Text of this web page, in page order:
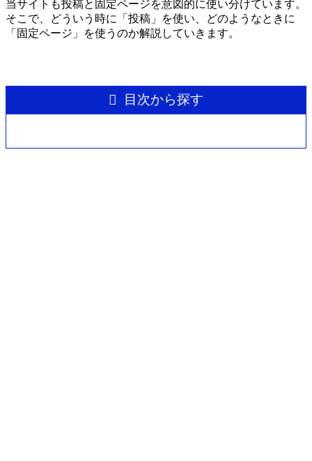
当サイトも投稿と固定ページを意図的に使い分けています。
そこで、どういう時に「投稿」を使い、どのようなときに
「固定ページ」を使うのか解説していきます。
目次から探す